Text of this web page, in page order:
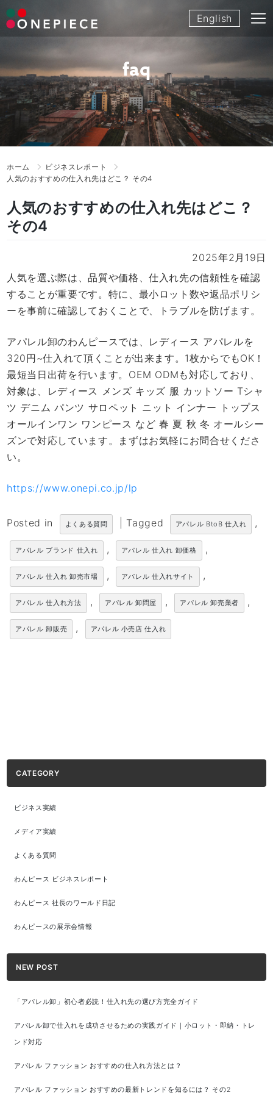
Skip
to
English
faq
ホーム
ビジネスレポート
人気のおすすめの仕入れ先はどこ？ その4
人気のおすすめの仕入れ先はどこ？
その4
2025年2月19日
人気を選ぶ際は、品質や価格、仕入れ先の信頼性を確認
することが重要です。特に、最小ロット数や返品ポリシ
ーを事前に確認しておくことで、トラブルを防げます。
アパレル卸のわんピースでは、レディース アパレルを
320円~仕入れて頂くことが出来ます。1枚からでもOK！
最短当日出荷を行います。OEM ODMも対応しており、
対象は、レディース メンズ キッズ 服 カットソー Tシャ
ツ デニム パンツ サロペット ニット インナー トップス
オールインワン ワンピース など 春 夏 秋 冬 オールシー
ズンで対応しています。まずはお気軽にお問合せくださ
い。
https://www.onepi.co.jp/lp
Posted in よくある質問 Tagged アパレル BtoB 仕入れ ,
アパレル ブランド 仕入れ , アパレル 仕入れ 卸価格 ,
アパレル 仕入れ 卸売市場 , アパレル 仕入れサイト ,
アパレル 仕入れ方法 , アパレル 卸問屋 , アパレル 卸売業者 ,
アパレル 卸販売 , アパレル 小売店 仕入れ
CATEGORY
ビジネス実績
メディア実績
よくある質問
わんピース ビジネスレポート
わんピース 社長のワールド日記
わんピースの展示会情報
NEW POST
「アパレル卸」初心者必読！仕入れ先の選び方完全ガイド
アパレル卸で仕入れを成功させるための実践ガイド｜小ロット・即納・トレ
ンド対応
アパレル ファッション おすすめの仕入れ方法とは？
アパレル ファッション おすすめの最新トレンドを知るには？ その2